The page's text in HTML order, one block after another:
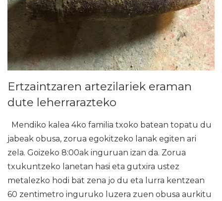
Ertzaintzaren artezilariek eraman
dute leherrarazteko
Mendiko kalea 4ko familia txoko batean topatu du
jabeak obusa, zorua egokitzeko lanak egiten ari
zela. Goizeko 8:00ak inguruan izan da. Zorua
txukuntzeko lanetan hasi eta gutxira ustez
metalezko hodi bat zena jo du eta lurra kentzean
60 zentimetro inguruko luzera zuen obusa aurkitu